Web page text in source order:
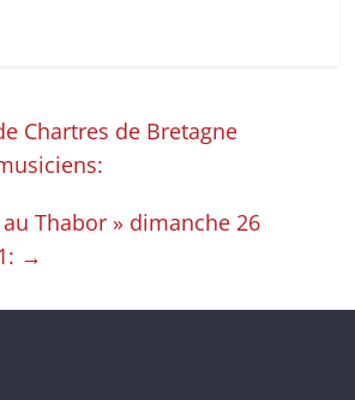
Chartres de Bretagne
Thabor » dimanche 26
→